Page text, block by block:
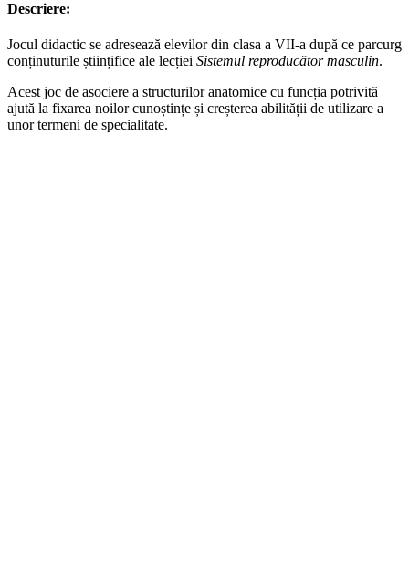
Descriere:
Jocul didactic se adresează elevilor din clasa a VII-a după ce parcurg
conținuturile științifice ale lecției Sistemul reproducător masculin.
Acest joc de asociere a structurilor anatomice cu funcția potrivită
ajută la fixarea noilor cunoștințe și creșterea abilității de utilizare a
unor termeni de specialitate.